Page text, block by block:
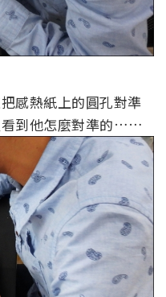
感熱紙上的圓孔對準
看到他怎麼對準的……